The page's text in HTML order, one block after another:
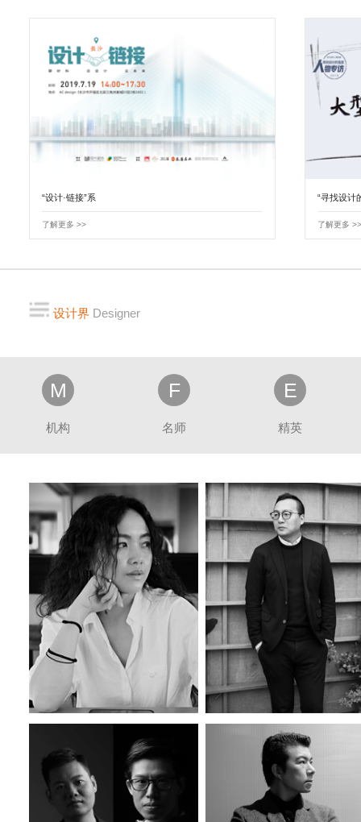
“设计·链接”系
了解更多 >>
“寻找设计
了解更多
设计界 Designer
M
机构
F
名师
E
精英